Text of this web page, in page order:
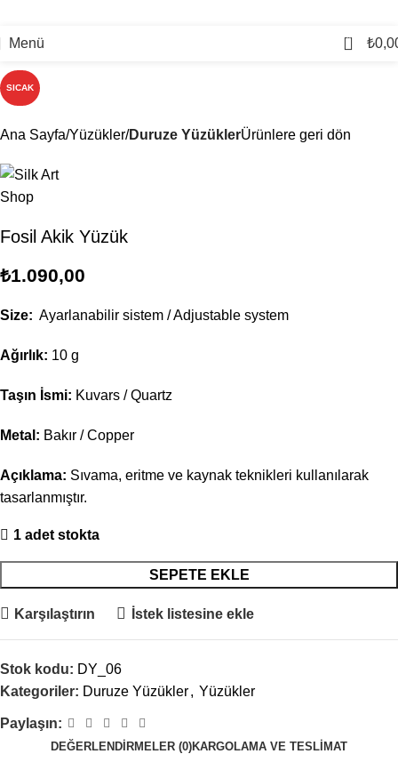
Menü 0 ₺
SICAK
Ana Sayfa Yüzükler Duruze YüzüklerÜrünlere geri dön
Fosil Akik Yüzük
₺1.090,00
Size: Ayarlanabilir sistem / Adjustable system
Ağırlık: 10 g
Taşın İsmi: Kuvars / Quartz
Metal: Bakır / Copper
Açıklama: Sıvama, eritme ve kaynak teknikleri kullanılarak
tasarlanmıştır.
1 adet stokta
SEPETE EKLE
Karşılaştırın İstek listesine ekle
Stok kodu: DY_06
Kategoriler: Duruze Yüzükler, Yüzükler
Paylaşın:
DEĞERLENDIRMELER (0)KARGOLAMA VE TESLIMAT